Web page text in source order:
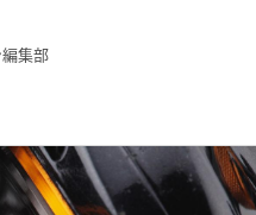
集部